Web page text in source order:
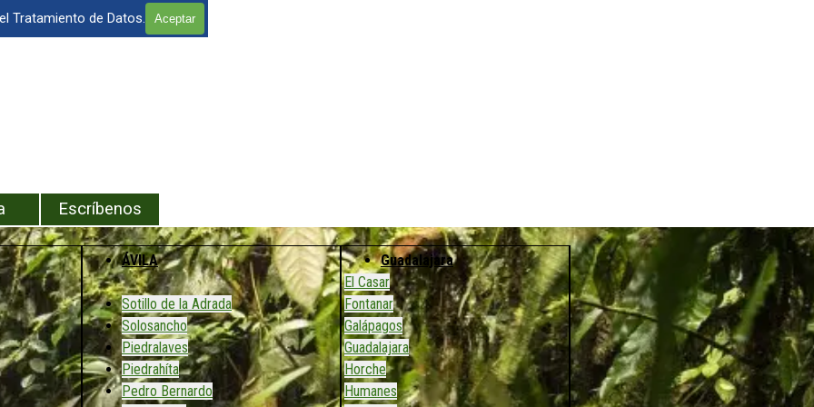
Tratamiento de Datos. Aceptar
Escríbenos
ÁVILA
Sotillo de la Adrada
Solosancho
Piedralaves
Piedrahíta
Pedro Bernardo
Guadalajara
El Casar
Fontanar
Galápagos
Guadalajara
Horche
Humanes